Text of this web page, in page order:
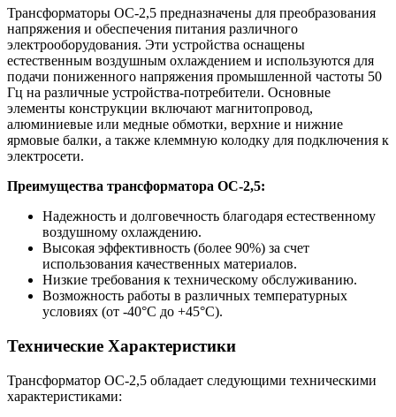
Трансформаторы ОС-2,5 предназначены для преобразования
напряжения и обеспечения питания различного
электрооборудования. Эти устройства оснащены
естественным воздушным охлаждением и используются для
подачи пониженного напряжения промышленной частоты 50
Гц на различные устройства-потребители. Основные
элементы конструкции включают магнитопровод,
алюминиевые или медные обмотки, верхние и нижние
ярмовые балки, а также клеммную колодку для подключения к
электросети.
Преимущества трансформатора ОС-2,5:
Надежность и долговечность благодаря естественному
воздушному охлаждению.
Высокая эффективность (более 90%) за счет
использования качественных материалов.
Низкие требования к техническому обслуживанию.
Возможность работы в различных температурных
условиях (от -40°C до +45°C).
Технические Характеристики
Трансформатор ОС-2,5 обладает следующими техническими
характеристиками: